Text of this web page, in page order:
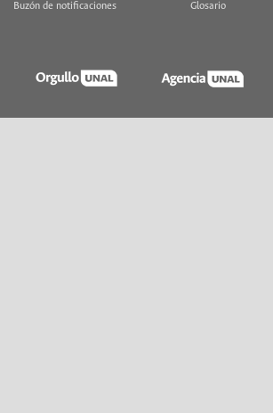
Buzón de notificaciones
Glosario